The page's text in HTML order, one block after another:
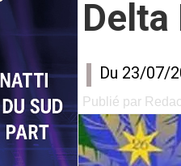
Delta
Du 23/07/
Publié par